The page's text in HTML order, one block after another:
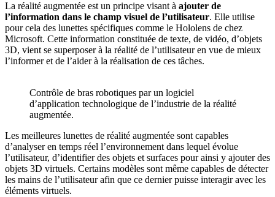
La réalité augmentée est un principe visant à ajouter de
l’information dans le champ visuel de l’utilisateur. Elle utilise
pour cela des lunettes spécifiques comme le Hololens de chez
Microsoft. Cette information constituée de texte, de vidéo, d’objets
3D, vient se superposer à la réalité de l’utilisateur en vue de mieux
l’informer et de l’aider à la réalisation de ces tâches.
Contrôle de bras robotiques par un logiciel
d’application technologique de l’industrie de la réalité
augmentée.
Les meilleures lunettes de réalité augmentée sont capables
d’analyser en temps réel l’environnement dans lequel évolue
l’utilisateur, d’identifier des objets et surfaces pour ainsi y ajouter des
objets 3D virtuels. Certains modèles sont même capables de détecter
les mains de l’utilisateur afin que ce dernier puisse interagir avec les
éléments virtuels.